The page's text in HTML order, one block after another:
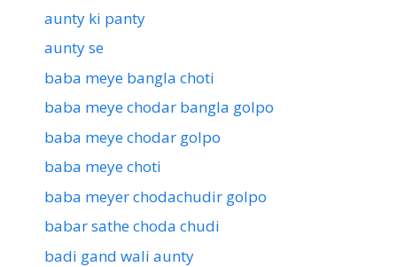
aunty ki panty
aunty se
baba meye bangla choti
baba meye chodar bangla golpo
baba meye chodar golpo
baba meye choti
baba meyer chodachudir golpo
babar sathe choda chudi
badi gand wali aunty